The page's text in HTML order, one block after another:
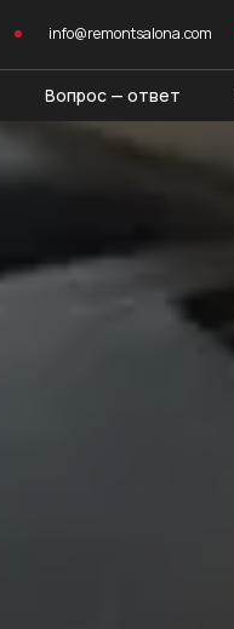
Вопрос — ответ
info@remontsalona.com